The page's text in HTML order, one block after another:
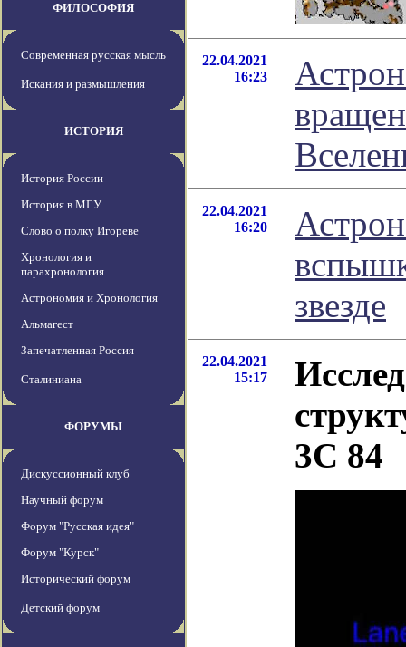
ФИЛОСОФИЯ
Современная русская мысль
Искания и размышления
ИСТОРИЯ
История России
История в МГУ
Слово о полку Игореве
Хронология и
парахронология
Астрономия и Хронология
Альмагест
Запечатленная Россия
Сталиниана
ФОРУМЫ
Дискуссионный клуб
Научный форум
Форум "Русская идея"
Форум "Курск"
Исторический форум
Детский форум
22.04.2021
16:23
22.04.2021
16:20
звезде
22.04.2021
15:17
3C 84